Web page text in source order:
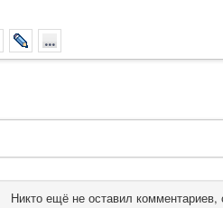
Никто ещё не оставил комментариев,